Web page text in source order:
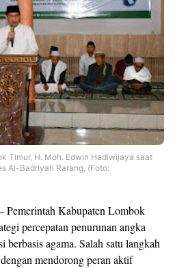
Timur, H. Moh. Edwin Hadiwijaya saat
Al-Badriyah Rarang, (Foto:
Kabupaten Lombok
percepatan penurunan angka
agama. Salah satu langkah
mendorong peran aktif